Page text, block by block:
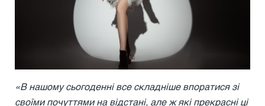
«В нашому сьогоденні все складніше впоратися зі
своїми почуттями на відстані, але ж які прекрасні ці